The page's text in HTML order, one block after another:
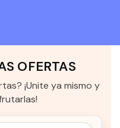
OFERTAS
¡Unite ya mismo y